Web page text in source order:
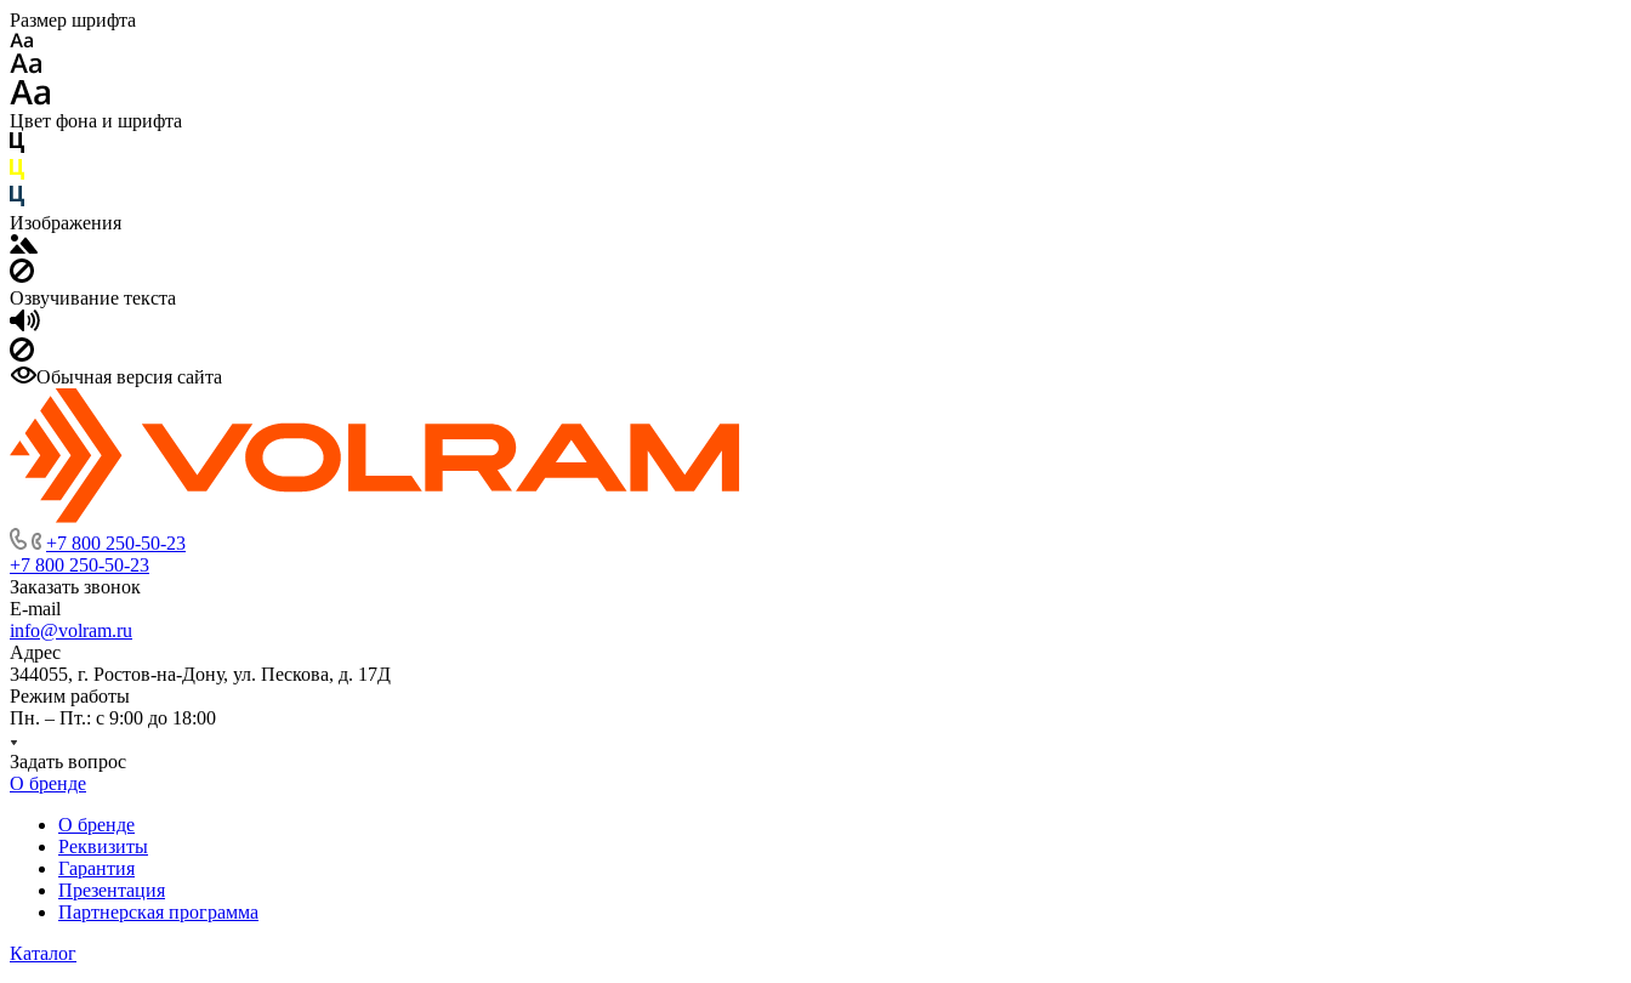
Размер шрифта
Цвет фона и шрифта
Изображения
Озвучивание текста
Обычная версия сайта
+7 800 250-50-23
+7 800 250-50-23
Заказать звонок
E-mail
info@volram.ru
Адрес
344055, г. Ростов-на-Дону, ул. Пескова, д. 17Д
Режим работы
Пн. – Пт.: с 9:00 до 18:00
Задать вопрос
О бренде
О бренде
Реквизиты
Гарантия
Презентация
Партнерская программа
Каталог